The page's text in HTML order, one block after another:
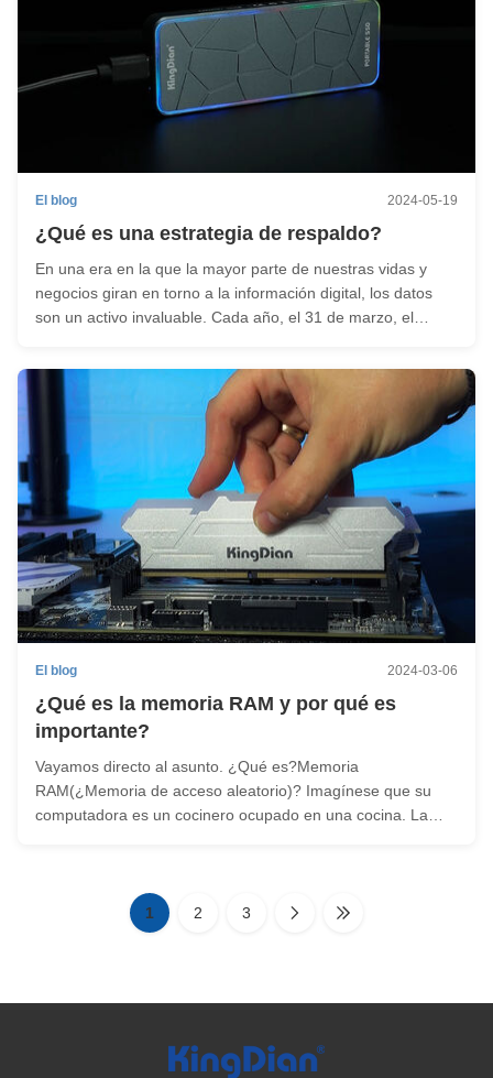
El blog 2024-05-19
¿Qué es una estrategia de respaldo?
En una era en la que la mayor parte de nuestras vidas y
negocios giran en torno a la información digital, los datos
son un activo invaluable. Cada año, el 31 de marzo, el
día dedicado a crear conciencia sobre la importancia de la
El blog 2024-03-06
¿Qué es la memoria RAM y por qué es
importante?
Vayamos directo al asunto. ¿Qué es?Memoria
RAM(¿Memoria de acceso aleatorio)? Imagínese que su
computadora es un cocinero ocupado en una cocina. La
1
2 3